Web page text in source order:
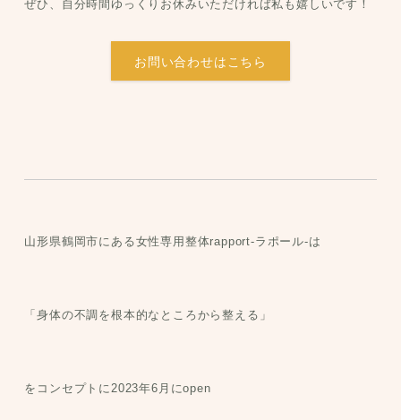
ぜひ、自分時間ゆっくりお休みいただければ私も嬉しいです！
お問い合わせはこちら
山形県鶴岡市にある女性専用整体rapport-ラポール-は
「身体の不調を根本的なところから整える」
をコンセプトに2023年6月にopen